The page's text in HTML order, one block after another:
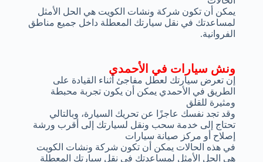
يمكن أن تكون شركة ونشات الكويت هي الحل الأمثل
لمساعدتك في نقل سيارتك المعطلة داخل جميع مناطق
الفروانية.
ونش سيارات في الأحمدي
إن تعرض سيارتك لعطل مفاجئ أثناء القيادة على
الطريق في الأحمدي يمكن أن يكون تجربة محبطة
ومثيرة للقلق
وقد تجد نفسك عاجزًا عن تحريك السيارة، وبالتالي
تحتاج إلى خدمة سحب ونقل لسيارتك إلى أقرب ورشة
إصلاح أو مركز صيانة سيارات
في هذه الحالات يمكن أن تكون شركة ونشات الكويت
هي الحل الأمثل لمساعدتك في نقل سيارتك المعطلة